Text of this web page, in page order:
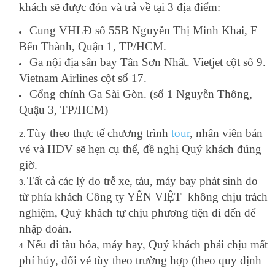
khách sẽ được đón và trả về tại 3 địa điểm:
Cung VHLĐ số 55B Nguyễn Thị Minh Khai, F
Bến Thành, Quận 1, TP/HCM.
Ga nội địa sân bay Tân Sơn Nhất. Vietjet cột số 9.
Vietnam Airlines cột số 17.
Cổng chính Ga Sài Gòn. (số 1 Nguyễn Thông,
Quậu 3, TP/HCM)
Tùy theo thực tế chương trình tour, nhân viên bán
vé và HDV sẽ hẹn cụ thể, đề nghị Quý khách đúng
giờ.
Tất cả các lý do trễ xe, tàu, máy bay phát sinh do
từ phía khách Công ty YẾN VIỆT không chịu trách
nghiệm, Quý khách tự chịu phương tiện đi đến để
nhập đoàn.
Nếu đi tàu hỏa, máy bay, Quý khách phải chịu mất
phí hủy, đổi vé tùy theo trường hợp (theo quy định